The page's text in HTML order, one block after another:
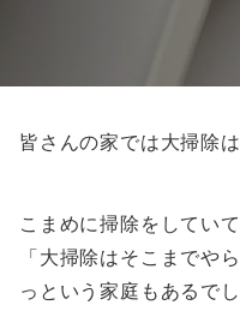
皆さんの家では大掃除
こまめに掃除をしてい
「大掃除はそこまでや
っという家庭もあるでし